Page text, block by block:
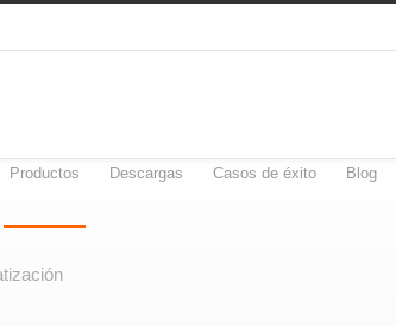
Productos Descargas Casos de éxito Blog